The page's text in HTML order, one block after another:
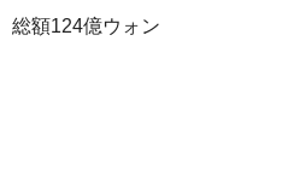
総額124億ウォン